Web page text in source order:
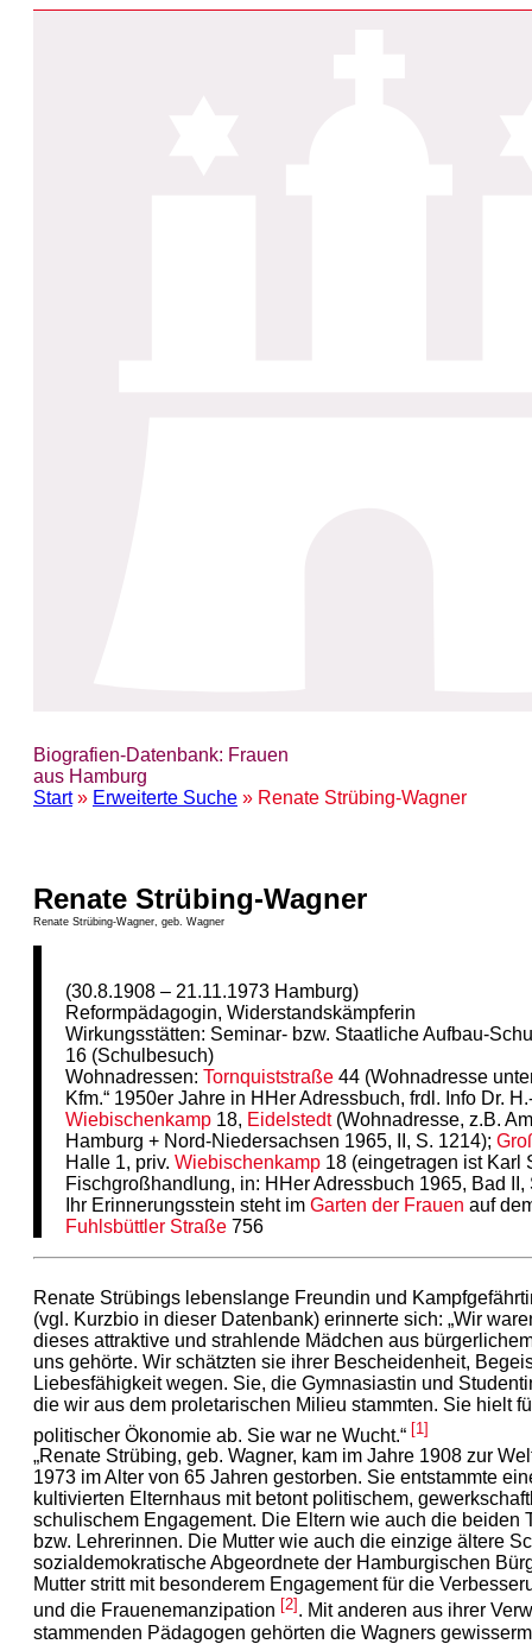
Biografien-Datenbank: Frauen
aus Hamburg
Start» Erweiterte Suche » Renate Strübing-Wagner
Renate Strübing-Wagner
Renate Strübing-Wagner, geb. Wagner
(30.8.1908 – 21.11.1973 Hamburg)
Reformpädagogin, Widerstandskämpferin
Wirkungsstätten: Seminar- bzw. Staatliche Aufbau-
16 (Schulbesuch)
Wohnadressen:Tornquiststraße 44 (Wohnadresse
Kfm.“ 1950er Jahre in HHer Adressbuch, frdl. Info Dr.
Wiebischenkamp 18, Eidelstedt(Wohnadresse, z.B.
Hamburg + Nord-Niedersachsen 1965, II, S. 1214);
Halle 1, priv.Wiebischenkamp 18 (eingetragen ist Karl
Fischgroßhandlung, in: HHer Adressbuch 1965, Bad II,
Ihr Erinnerungsstein steht imGarten der Frauen auf
Fuhlsbüttler Straße 756
Renate Strübings lebenslange Freundin und
(vgl. Kurzbio in dieser Datenbank) erinnerte sich: „Wir
dieses attraktive und strahlende Mädchen aus
uns gehörte. Wir schätzten sie ihrer Bescheidenheit,
Liebesfähigkeit wegen. Sie, die Gymnasiastin und
die wir aus dem proletarischen Milieu stammten. Sie hielt
politischer Ökonomie ab. Sie war ne Wucht.“ [1]
„Renate Strübing, geb. Wagner, kam im Jahre 1908 zur
1973 im Alter von 65 Jahren gestorben. Sie entstammte
kultivierten Elternhaus mit betont politischem,
schulischem Engagement. Die Eltern wie auch die beiden
bzw. Lehrerinnen. Die Mutter wie auch die einzige ältere
sozialdemokratische Abgeordnete der Hamburgischen
Mutter stritt mit besonderem Engagement für die
und die Frauenemanzipation [2] . Mit anderen aus ihrer
stammenden Pädagogen gehörten die Wagners